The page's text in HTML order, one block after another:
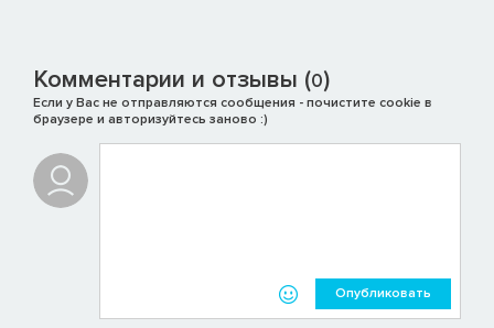
Комментарии и отзывы (0)
Если у Вас не отправляются сообщения - почистите cookie в
браузере и авторизуйтесь заново :)
Опубликовать